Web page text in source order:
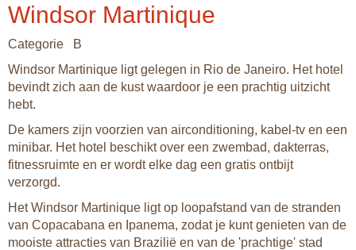
Windsor Martinique
Categorie B
Windsor Martinique ligt gelegen in Rio de Janeiro. Het hotel
bevindt zich aan de kust waardoor je een prachtig uitzicht
hebt.
De kamers zijn voorzien van airconditioning, kabel-tv en een
minibar. Het hotel beschikt over een zwembad, dakterras,
fitnessruimte en er wordt elke dag een gratis ontbijt
verzorgd.
Het Windsor Martinique ligt op loopafstand van de stranden
van Copacabana en Ipanema, zodat je kunt genieten van de
mooiste attracties van Brazilië en van de 'prachtige' stad